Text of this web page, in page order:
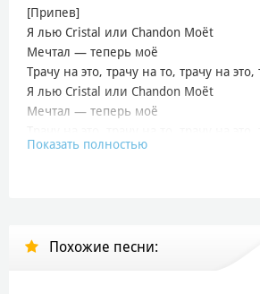
[Припев]
Я лью Cristal или Chandon Moët
Мечтал — теперь моё
Трачу на это, трачу на то, трачу на это,
Я лью Cristal или Chandon Moët
Мечтал — теперь моё
Я лью Cristal или Chandon Moët
Показать полностью
Похожие песни: